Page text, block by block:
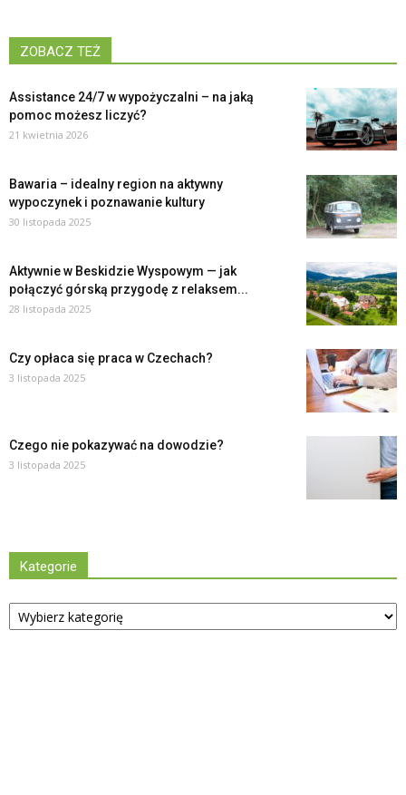
ZOBACZ TEŻ
Assistance 24/7 w wypożyczalni – na jaką
pomoc możesz liczyć?
21 kwietnia 2026
Bawaria – idealny region na aktywny
wypoczynek i poznawanie kultury
30 listopada 2025
Aktywnie w Beskidzie Wyspowym — jak
połączyć górską przygodę z relaksem...
28 listopada 2025
Czy opłaca się praca w Czechach?
3 listopada 2025
Czego nie pokazywać na dowodzie?
3 listopada 2025
Kategorie
Kategorie